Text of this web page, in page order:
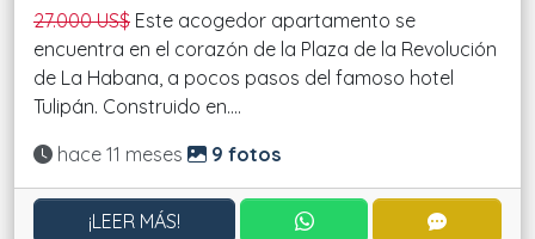
27.000 US$ Este acogedor apartamento se
encuentra en el corazón de la Plaza de la Revolución
de La Habana, a pocos pasos del famoso hotel
Tulipán. Construido en....
Actualizado:
hace 11 meses 9 fotos
¡LEER MÁS! CONTACTAR POR